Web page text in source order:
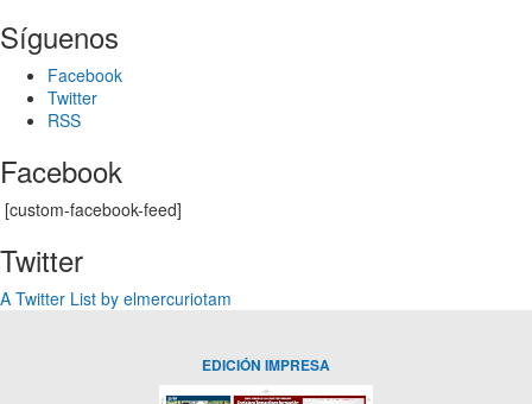
Síguenos
Facebook
Twitter
RSS
Facebook
[custom-facebook-feed]
Twitter
A Twitter List by elmercuriotam
EDICIÓN IMPRESA